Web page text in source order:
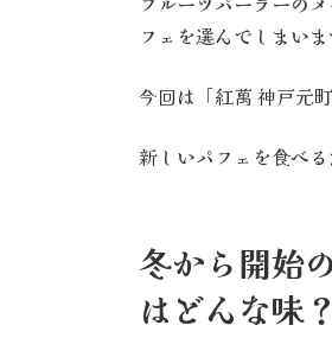
フェを選んでしまいま
今回は「紅萬 神戸元
新しいパフェを食べ
冬から開始
はどんな味？